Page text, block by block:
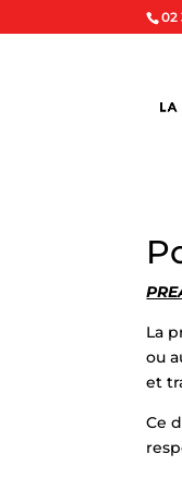
02
La
ou
et
Ce